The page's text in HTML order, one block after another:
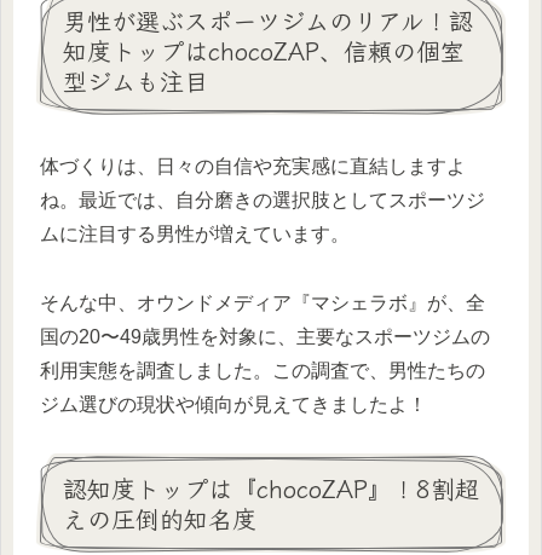
男性が選ぶスポーツジムのリアル！認
知度トップはchocoZAP、信頼の個室
型ジムも注目
体づくりは、日々の自信や充実感に直結しますよ
ね。最近では、自分磨きの選択肢としてスポーツジ
ムに注目する男性が増えています。
そんな中、オウンドメディア『マシェラボ』が、全
国の20〜49歳男性を対象に、主要なスポーツジムの
利用実態を調査しました。この調査で、男性たちの
ジム選びの現状や傾向が見えてきましたよ！
認知度トップは『chocoZAP』！8割超
えの圧倒的知名度